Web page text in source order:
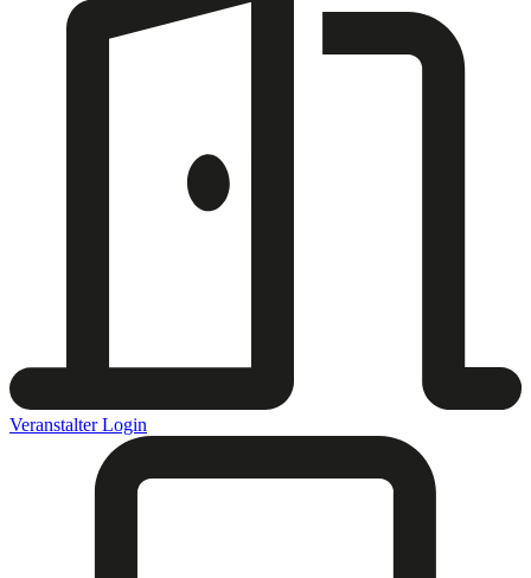
Veranstalter Login